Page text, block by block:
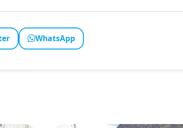
WhatsApp